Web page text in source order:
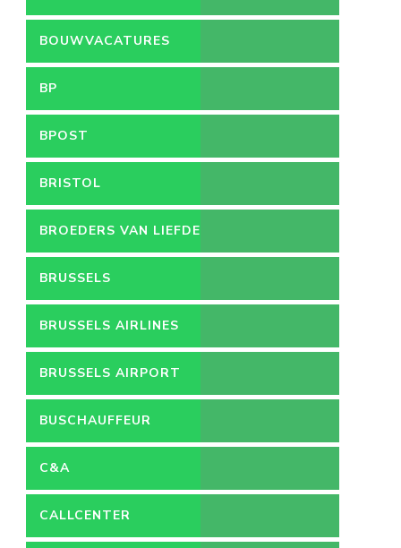
LEEFMILIEU
BOUWVACATURES
BP
BPOST
BRISTOL
BROEDERS VAN LIEFDE
BRUSSELS
BRUSSELS AIRLINES
BRUSSELS AIRPORT
BUSCHAUFFEUR
C&A
CALLCENTER